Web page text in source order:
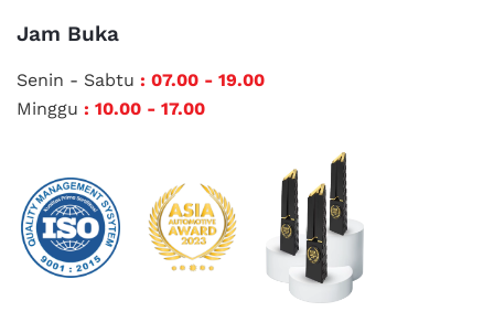
Jam Buka
Senin - Sabtu : 07.00 - 19.00
Minggu : 10.00 - 17.00